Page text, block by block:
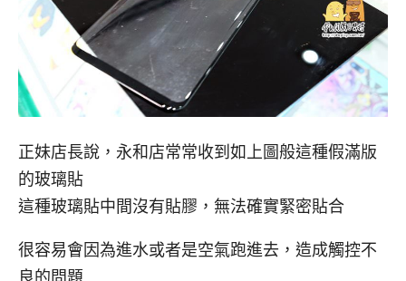
正妹店長說，永和店常常收到如上圖般這種假滿版
的玻璃貼
這種玻璃貼中間沒有貼膠，無法確實緊密貼合
很容易會因為進水或者是空氣跑進去，造成觸控不